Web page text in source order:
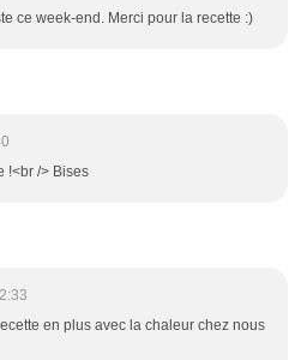
ce week-end. Merci pour la recette :)
!<br /> Bises
en plus avec la chaleur chez nous